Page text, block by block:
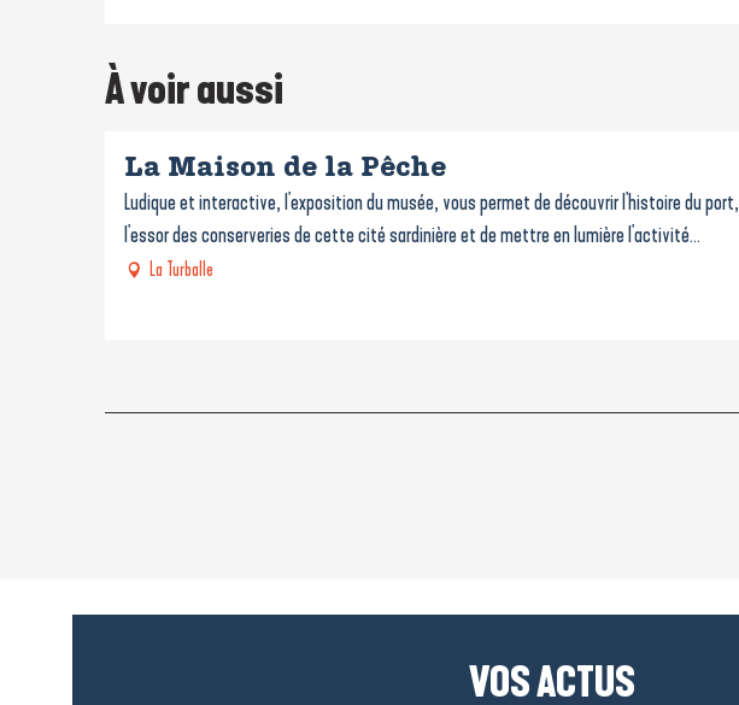
À voir aussi
La Maison de la Pêche
Ludique et interactive, l'exposition du musée, vous permet de découvrir l'histoire du port,
l'essor des conserveries de cette cité sardinière et de mettre en lumière l'activité...
La Turballe
VOS ACTUS